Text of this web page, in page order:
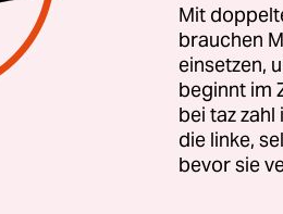
Mit
brauchen
einsetzen,
beginnt im
bei taz
die linke,
bevor sie